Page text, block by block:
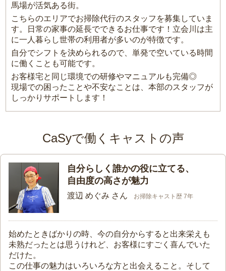
馬場が活気ある街。
こちらのエリアでお掃除代行のスタッフを募集していま
す。日常の家事の延長でできるお仕事です！立会川は主
に一人暮らし世帯の利用者が多いのが特徴です。
自分でシフトを決められるので、単発で空いている時間
に働くことも可能です。
お客様宅と同じ環境での研修やマニュアルも完備◎
現場での困ったことや不安なことは、本部のスタッフが
しっかりサポートします！
CaSyで働くキャストの声
自分らしく誰かの役に立てる、
自由度の高さが魅力
渡辺 めぐみ さん お掃除キャスト歴 7年
始めたときばかりの時、今の自分からすると出来栄えも
未熟だったとは思うけれど、お客様にすごく喜んでいた
だけた。
この仕事の魅力はいろいろな方と出会えること。そして